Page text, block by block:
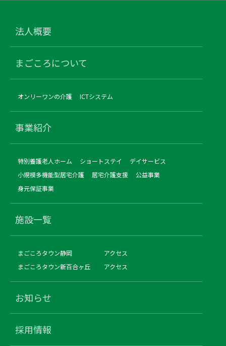
法人概要
まごころについて
オンリーワンの介護 ICTシステム
事業紹介
特別養護老人ホーム ショートステイ
デイサービス
小規模多機能型居宅介護
居宅介護支援
公益事業
身元保証事業
施設一覧
まごころタウン静岡
アクセス
まごころタウン新百合ヶ丘
アクセス
お知らせ
採用情報